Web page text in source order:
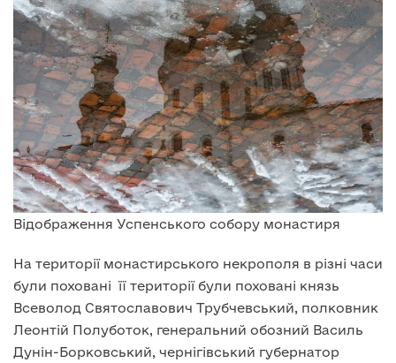
Відображення Успенського собору монастиря
На території монастирського некрополя в різні часи
були поховані її території були поховані князь
Всеволод Святославович Трубчевський, полковник
Леонтій Полуботок, генеральний обозний Василь
Дунін-Борковський, чернігівський губернатор